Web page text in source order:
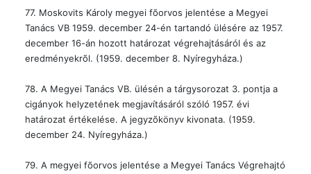
77. Moskovits Károly megyei fõorvos jelentése a Megyei
Tanács VB 1959. december 24-én tartandó ülésére az 1957.
december 16-án hozott határozat végrehajtásáról és az
eredményekrõl. (1959. december 8. Nyíregyháza.)
78. A Megyei Tanács VB. ülésén a tárgysorozat 3. pontja a
cigányok helyzetének megjavításáról szóló 1957. évi
határozat értékelése. A jegyzõkönyv kivonata. (1959.
december 24. Nyíregyháza.)
79. A megyei fõorvos jelentése a Megyei Tanács Végrehajtó